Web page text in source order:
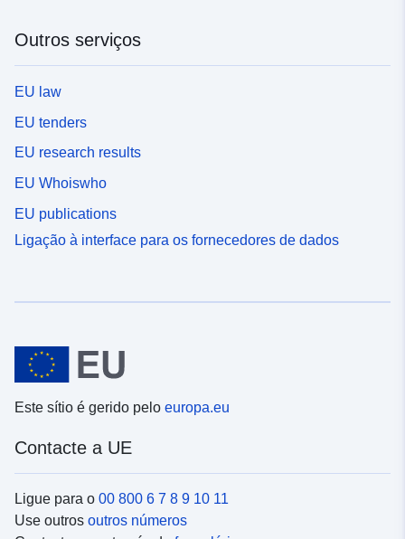
Outros serviços
EU law
EU tenders
EU research results
EU Whoiswho
EU publications
Ligação à interface para os fornecedores de dados
Este sítio é gerido pelo europa.eu
Contacte a UE
Ligue para o 00 800 6 7 8 9 10 11
Use outros outros números